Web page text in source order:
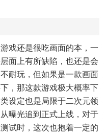
戏还是很吃画面的本，一
面上有所缺陷，也还是会
耐玩，但如果是一款画面
，那这款游戏极大概率下
设定也是局限于二次元领
曝光追到正式上线，对于
试时，这次也抱着一定的